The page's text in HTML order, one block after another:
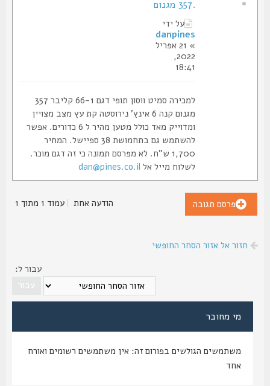
על ידי
danpines
» 21 אפריל
2022,
18:41
למכירה סמיט ווסון תופי דגם 66-1 קליבר 357
מגנום קנה 6 אינץ' נירוסטה קת עץ מצב מצויין
ומדוייק מאד כולל מטען מהיר ל 6 כדורים. אפשר
להשתמש גם בתחמושת 38 ספיישל. המחיר
1,700 ש"ח. לא מפרסם תמונה כי זה דגם מוכר.
לשלוח מייל אלdan@pines.co.il
פרסם תגובה הודעה אחת |עמוד1מתוך1
חזור אל אזור הסחר החופשי
עבור ל:
מי מחובר
משתמשים הגולשים בפורום זה: אין משתמשים רשומים ואורח